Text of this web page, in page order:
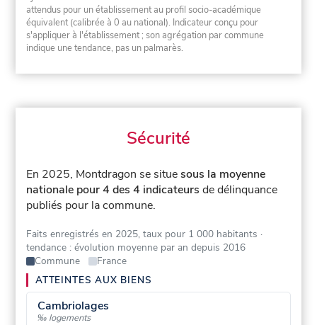
attendus pour un établissement au profil socio-académique
équivalent (calibrée à 0 au national). Indicateur conçu pour
s'appliquer à l'établissement ; son agrégation par commune
indique une tendance, pas un palmarès.
Sécurité
En 2025, Montdragon se situesous la moyenne
nationale pour 4 des 4 indicateurs de délinquance
publiés pour la commune.
Faits enregistrés en 2025, taux pour 1 000 habitants ·
tendance : évolution moyenne par an depuis 2016
Commune
France
ATTEINTES AUX BIENS
Cambriolages
‰ logements